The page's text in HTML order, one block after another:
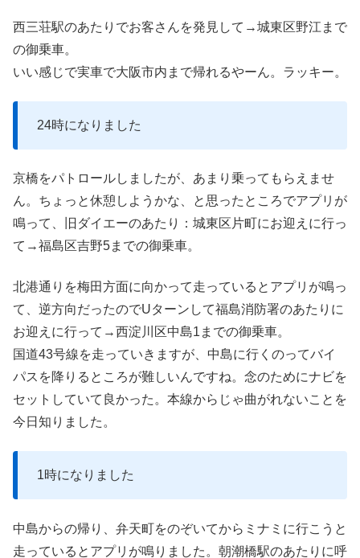
西三荘駅のあたりでお客さんを発見して→城東区野江まで
の御乗車。
いい感じで実車で大阪市内まで帰れるやーん。ラッキー。
24時になりました
京橋をパトロールしましたが、あまり乗ってもらえませ
ん。ちょっと休憩しようかな、と思ったところでアプリが
鳴って、旧ダイエーのあたり：城東区片町にお迎えに行っ
て→福島区吉野5までの御乗車。
北港通りを梅田方面に向かって走っているとアプリが鳴っ
て、逆方向だったのでUターンして福島消防署のあたりに
お迎えに行って→西淀川区中島1までの御乗車。
国道43号線を走っていきますが、中島に行くのってバイ
パスを降りるところが難しいんですね。念のためにナビを
セットしていて良かった。本線からじゃ曲がれないことを
今日知りました。
1時になりました
中島からの帰り、弁天町をのぞいてからミナミに行こうと
走っているとアプリが鳴りました。朝潮橋駅のあたりに呼